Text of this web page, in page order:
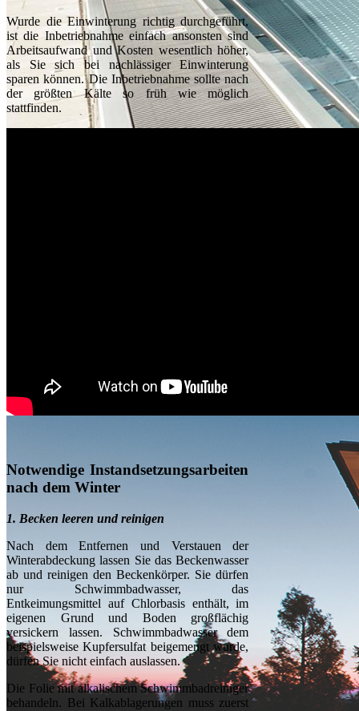
Wurde die Einwinterung richtig durchgeführt,
ist die Inbetriebnahme einfach ansonsten sind
Arbeitsaufwand und Kosten wesentlich höher,
als Sie sich bei nachlässiger Einwinterung
sparen können. Die Inbetriebnahme sollte nach
der größten Kälte so früh wie möglich
stattfinden.
Notwendige Instandsetzungsarbeiten
nach dem Winter
1. Becken leeren und reinigen
Nach dem Entfernen und Verstauen der
Winterabdeckung lassen Sie das Beckenwasser
ab und reinigen den Beckenkörper. Sie dürfen
nur Schwimmbadwasser, das
Entkeimungsmittel auf Chlorbasis enthält, im
eigenen Grund und Boden großflächig
versickern lassen. Schwimmbadwasser dem
beispielsweise Kupfersulfat beigemengt wurde,
dürfen Sie nicht einfach auslassen.
Die Folie mit alkalischem Schwimmbadreiniger
behandeln. Bei Kalkablagerungen muss zuerst